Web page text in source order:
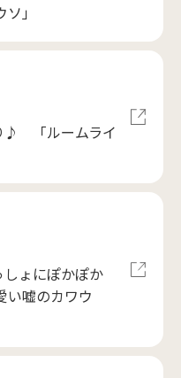
」
♪ 「ルームライ
ょにぽかぽか
い嘘のカワウ